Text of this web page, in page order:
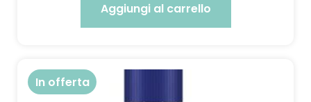
Aggiungi al carrello
In offerta